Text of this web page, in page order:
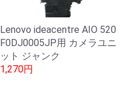
Lenovo ideacentre AIO 520
F0DJ0005JP用 カメラユニ
ット ジャンク
1,270円